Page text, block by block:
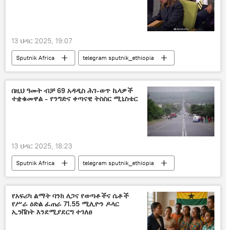
13 ህዳር 2025, 19:07
Sputnik Africa telegram sputnik_ethiopia
በዚህ ዓመት ብቻ 69 አዳዲስ ሕገ-ወጥ ኬላዎች
ተቋቁመዋል - የንግድና ቀጣናዊ ትስስር ሚኒስቴር
13 ህዳር 2025, 18:23
Sputnik Africa telegram sputnik_ethiopia
የአፍሪካ ልማት ባንክ ለጋና የወጣቶችና ሴቶች
የሥራ ዕድል ፈጠራ 71.55 ሚሊዮን ዶላር
ኢንቨስት እንደሚያደርግ ተገለፀ